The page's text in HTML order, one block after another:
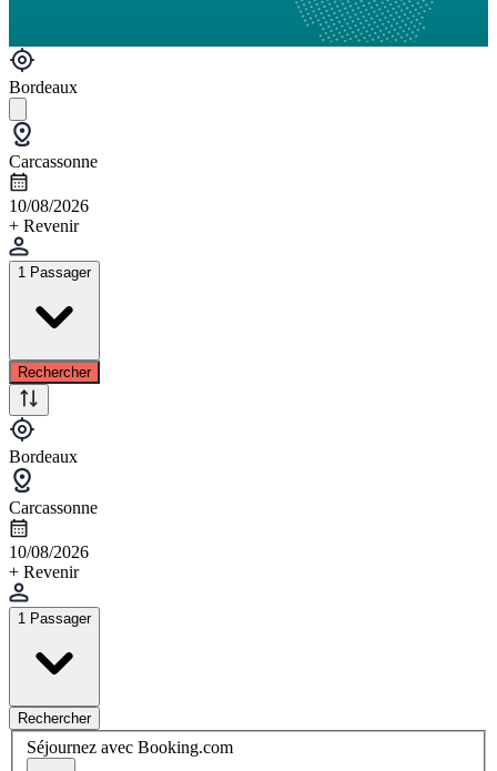
Bordeaux
Carcassonne
10/08/2026
+ Revenir
1 Passager
Rechercher
Bordeaux
Carcassonne
10/08/2026
+ Revenir
1 Passager
Rechercher
Séjournez avec Booking.com